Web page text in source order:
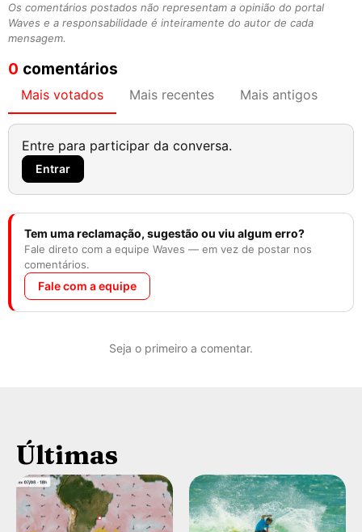
Os comentários postados não representam a opinião do portal
Waves e a responsabilidade é inteiramente do autor de cada
mensagem.
0 comentários
Mais votados Mais recentes Mais antigos
Entre para participar da conversa.
Entrar
Tem uma reclamação, sugestão ou viu algum erro?
Fale direto com a equipe Waves — em vez de postar nos
comentários.
Fale com a equipe
Seja o primeiro a comentar.
Últimas